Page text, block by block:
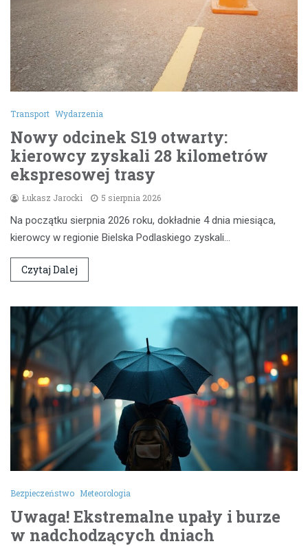
Transport Wydarzenia
Nowy odcinek S19 otwarty:
kierowcy zyskali 28 kilometrów
ekspresowej trasy
Łukasz Jarocki 5 sierpnia 2026
Na początku sierpnia 2026 roku, dokładnie 4 dnia miesiąca,
kierowcy w regionie Bielska Podlaskiego zyskali…
Czytaj Dalej
Bezpieczeństwo Meteorologia
Uwaga! Ekstremalne upały i burze
w nadchodzących dniach